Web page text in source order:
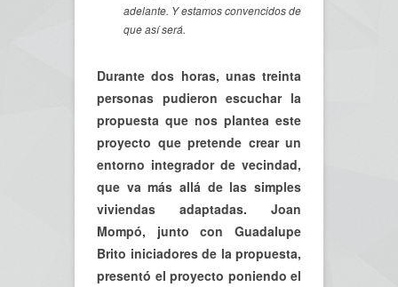
adelante. Y estamos convencidos de
que así será.
Durante dos horas, unas treinta
personas pudieron escuchar la
propuesta que nos plantea este
proyecto que pretende crear un
entorno integrador de vecindad,
que va más allá de las simples
viviendas adaptadas. Joan
Mompó, junto con Guadalupe
Brito iniciadores de la propuesta,
presentó el proyecto poniendo el